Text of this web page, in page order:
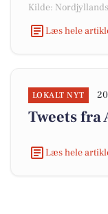
Kilde:
Læs hele
LOKALT NYT
Tweets
Læs hele